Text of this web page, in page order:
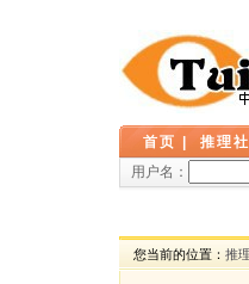
首页 推理
用户名：
您当前的位置： 推